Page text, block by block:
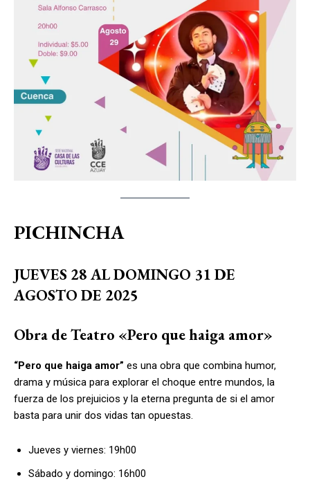
PICHINCHA
JUEVES 28 AL DOMINGO 31 DE
AGOSTO DE 2025
Obra de Teatro «Pero que haiga amor»
“Pero que haiga amor” es una obra que combina humor,
drama y música para explorar el choque entre mundos, la
fuerza de los prejuicios y la eterna pregunta de si el amor
basta para unir dos vidas tan opuestas.
Jueves y viernes: 19h00
Sábado y domingo: 16h00